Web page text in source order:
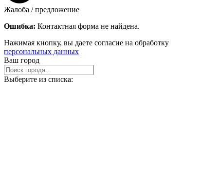
Жалоба / предложение
Ошибка: Контактная форма не найдена.
Нажимая кнопку, вы даете согласие на обработку
персональных данных
Ваш город
Выберите из списка: